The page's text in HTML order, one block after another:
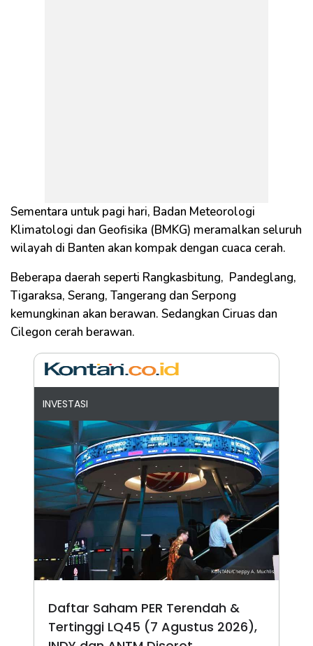
Sementara untuk pagi hari, Badan Meteorologi
Klimatologi dan Geofisika (BMKG) meramalkan seluruh
wilayah di Banten akan kompak dengan cuaca cerah.
Beberapa daerah seperti Rangkasbitung, Pandeglang,
Tigaraksa, Serang, Tangerang dan Serpong
kemungkinan akan berawan. Sedangkan Ciruas dan
Cilegon cerah berawan.
INVESTASI
Daftar Saham PER Terendah &
Tertinggi LQ45 (7 Agustus 2026),